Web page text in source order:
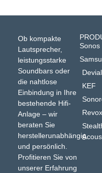
Ob kompakte
Lautsprecher,
leistungsstarke
Soundbars oder
die nahtlose
Einbindung in Ihre
bestehende Hifi-
Anlage – wir
beraten Sie
herstellerunabhängig
und persönlich.
Profitieren Sie von
unserer Erfahrung
Sonos
KEF
Revox